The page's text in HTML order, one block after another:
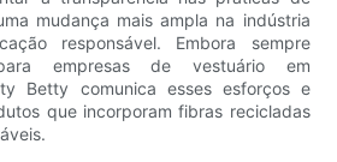
mudança mais ampla na indústria
responsável. Embora sempre
empresas de vestuário em
Betty comunica esses esforços e
que incorporam fibras recicladas